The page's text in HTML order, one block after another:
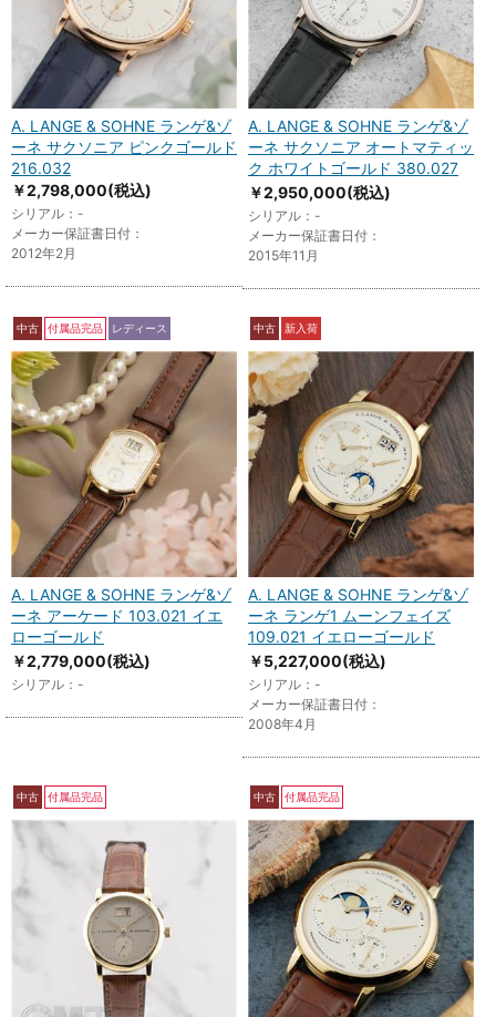
A. LANGE & SOHNE ランゲ&ゾ
ーネ サクソニア ピンクゴールド
216.032
￥2,798,000(税込)
シリアル：-
メーカー保証書日付：
2012年2月
A. LANGE & SOHNE ランゲ&ゾ
ーネ サクソニア オートマティッ
ク ホワイトゴールド 380.027
￥2,950,000(税込)
シリアル：-
メーカー保証書日付：
2015年11月
中古 付属品完品 レディース
A. LANGE & SOHNE ランゲ&ゾ
ーネ アーケード 103.021 イエ
ローゴールド
￥2,779,000(税込)
シリアル：-
中古 新入荷
A. LANGE & SOHNE ランゲ&ゾ
ーネ ランゲ1 ムーンフェイズ
109.021 イエローゴールド
￥5,227,000(税込)
シリアル：-
メーカー保証書日付：
2008年4月
中古 付属品完品 中古 付属品完品